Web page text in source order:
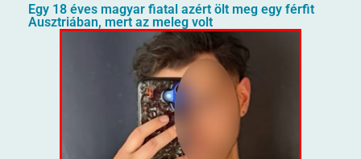
Egy 18 éves magyar fiatal azért ölt meg egy férfit
Ausztriában, mert az meleg volt